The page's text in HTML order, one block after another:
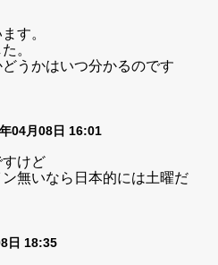
す。
。
うかはいつ分かるのです
04月08日 16:01
けど
無いなら日本的には土曜だ
日 18:35